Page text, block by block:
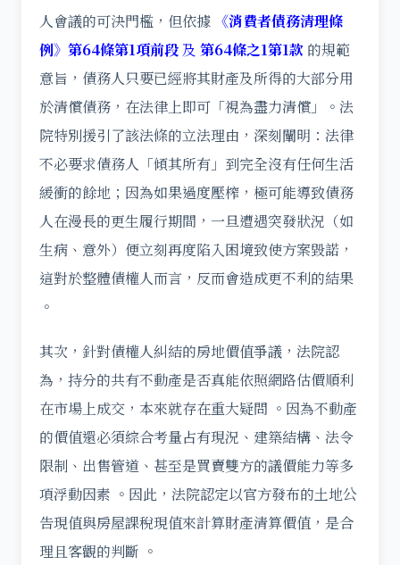
人會議的可決門檻，但依據 《消費者債務清理條
例》第64條第1項前段 及 第64條之1第1款 的規範
意旨，債務人只要已經將其財產及所得的大部分用
於清償債務，在法律上即可「視為盡力清償」。法
院特別援引了該法條的立法理由，深刻闡明：法律
不必要求債務人「傾其所有」到完全沒有任何生活
緩衝的餘地；因為如果過度壓榨，極可能導致債務
人在漫長的更生履行期間，一旦遭遇突發狀況（如
生病、意外）便立刻再度陷入困境致使方案毀諾，
這對於整體債權人而言，反而會造成更不利的結果
。
其次，針對債權人糾結的房地價值爭議，法院認
為，持分的共有不動產是否真能依照網路估價順利
在市場上成交，本來就存在重大疑問 。因為不動產
的價值還必須綜合考量占有現況、建築結構、法令
限制、出售管道、甚至是買賣雙方的議價能力等多
項浮動因素 。因此，法院認定以官方發布的土地公
告現值與房屋課稅現值來計算財產清算價值，是合
理且客觀的判斷 。